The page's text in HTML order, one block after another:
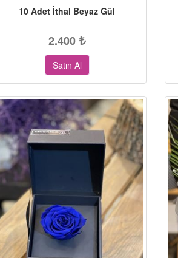
10 Adet İthal Beyaz Gül
2.400
Satın Al